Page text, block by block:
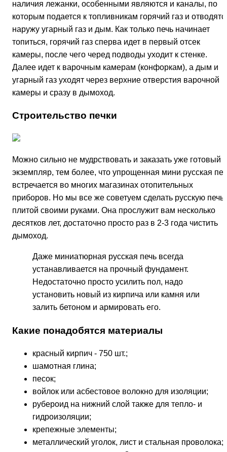
наличия лежанки, особенными являются и каналы, по
которым подается к топливникам горячий газ и
наружу угарный газ и дым. Как только печь начинает
топиться, горячий газ сперва идет в первый отсек
камеры, после чего черед подводы уходит к стенке.
Далее идет к варочным камерам (конфоркам), а дым и
угарный газ уходят через верхние отверстия варочной
камеры и сразу в дымоход.
Строительство печки
Можно сильно не мудрствовать и заказать уже готовый
экземпляр, тем более, что упрощенная мини русская
встречается во многих магазинах отопительных
приборов. Но мы все же советуем сделать русскую печь
плитой своими руками. Она прослужит вам несколько
десятков лет, достаточно просто раз в 2-3 года чистить
дымоход.
Даже миниатюрная русская печь всегда
устанавливается на прочный фундамент.
Недостаточно просто усилить пол, надо
установить новый из кирпича или камня или
залить бетоном и армировать его.
Какие понадобятся материалы
красный кирпич - 750 шт.;
шамотная глина;
песок;
войлок или асбестовое волокно для изоляции;
рубероид на нижний слой также для тепло- и
гидроизоляции;
крепежные элементы;
металлический уголок, лист и стальная проволока;